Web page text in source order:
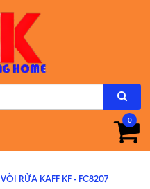
0
VÒI RỬA KAFF KF - FC8207